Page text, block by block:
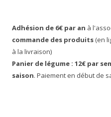
Adhésion de 6€ par an à
commande des produits (en
à la livraison)
Panier de légume : 12€ par
saison. Paiement en début de